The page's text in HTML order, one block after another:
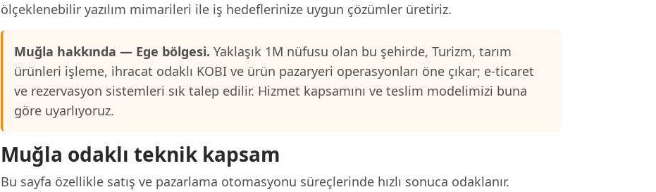
ölçeklenebilir yazılım mimarileri ile iş hedeflerinize uygun çözümler üretiriz.
Muğla hakkında — Ege bölgesi. Yaklaşık 1M nüfusu olan bu şehirde, Turizm, tarım
ürünleri işleme, ihracat odaklı KOBI ve ürün pazaryeri operasyonları öne çıkar; e-ticaret
ve rezervasyon sistemleri sık talep edilir. Hizmet kapsamını ve teslim modelimizi buna
göre uyarlıyoruz.
Muğla odaklı teknik kapsam
Bu sayfa özellikle satış ve pazarlama otomasyonu süreçlerinde hızlı sonuca odaklanır.